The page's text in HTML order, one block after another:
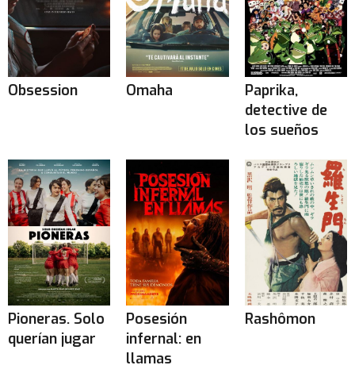
Obsession Omaha
Paprika,
detective de
los sueños
Pioneras. Solo
querían jugar
Posesión
infernal: en
llamas
Rashômon